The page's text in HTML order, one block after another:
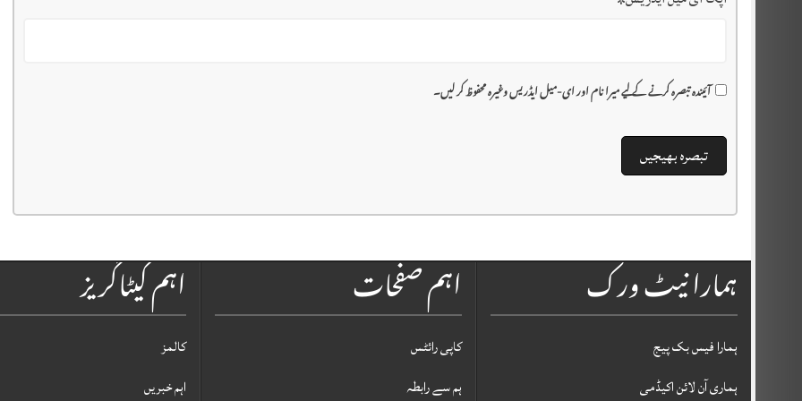
آئیندہ تبصرہ کرنے کے لیے میرا نام اور ای-میل ایڈریس وغیرہ محفوظ کر لیں۔
اہم کیٹاگریز
کالمز
اہم خبریں
اہم صفحات
کاپی رائٹس
ہم سے رابطہ
ہمارا نیٹ ورک
ہمارا فیس بک پیج
ہماری آن لائن اکیڈمی